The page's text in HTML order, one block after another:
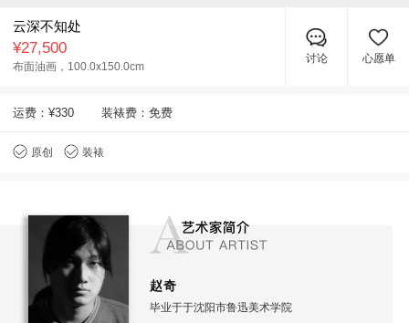
云深不知处
¥27,500
布面油画， 100.0x150.0cm
讨论 心愿单
运费： ¥330 装裱费：免费
原创 装裱
赵奇
毕业于于沈阳市鲁迅美术学院